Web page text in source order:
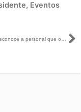
, Eventos